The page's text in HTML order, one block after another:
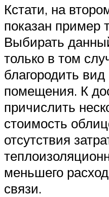
Кстати, на
показан пример
Выбирать
только в том
благородить
помещения. К
причислить
стоимость
отсутствия
меньшего
связи.